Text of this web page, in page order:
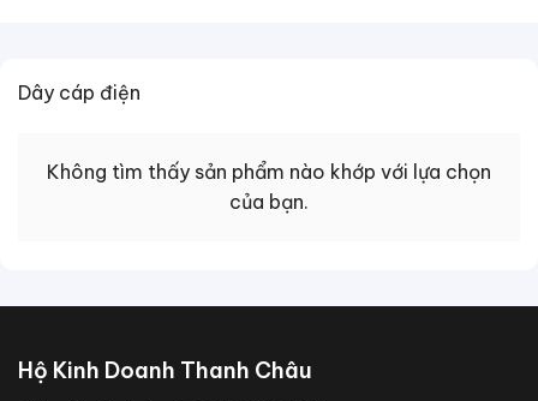
Dây cáp điện
Không tìm thấy sản phẩm nào khớp với lựa chọn
của bạn.
Hộ Kinh Doanh Thanh Châu